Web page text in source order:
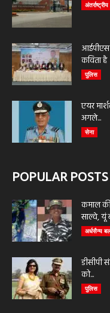
अंतर्राष्ट्रीय
कविता है
पुलिस
एयर
अगले...
सेना
POPULAR POSTS
कमाल
साल्वे, यूं
अर्धसैन्य
डीसीपी
को...
पुलिस